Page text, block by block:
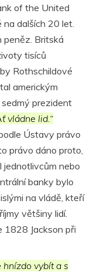
of the United
dalších 20 let.
peněz. Britská
tisíců
Rothschildové
americkým
sedmý prezident
vládne lid.“
Ústavy právo
právo dáno proto,
jednotlivcům nebo
banky bylo
na vládě, kteří
většiny lidí.
1828 Jackson při
vybít a s